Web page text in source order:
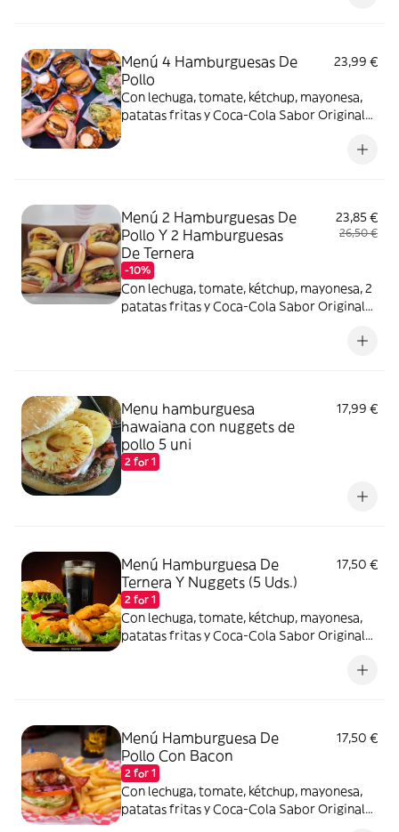
Menú 4 Hamburguesas De
Pollo
23,99 €
Con lechuga, tomate, kétchup, mayonesa,
patatas fritas y Coca-Cola Sabor Original
Menú 2 Hamburguesas De
Pollo Y 2 Hamburguesas
De Ternera
-10%
23,85 €
26,50 €
Con lechuga, tomate, kétchup, mayonesa, 2
patatas fritas y Coca-Cola Sabor Original
Menu hamburguesa
hawaiana con nuggets de
pollo 5 uni
2 for 1
17,99 €
Menú Hamburguesa De
Ternera Y Nuggets (5 Uds.)
2 for 1
17,50 €
Con lechuga, tomate, kétchup, mayonesa,
patatas fritas y Coca-Cola Sabor Original
Menú Hamburguesa De
Pollo Con Bacon
2 for 1
17,50 €
Con lechuga, tomate, kétchup, mayonesa,
patatas fritas y Coca-Cola Sabor Original